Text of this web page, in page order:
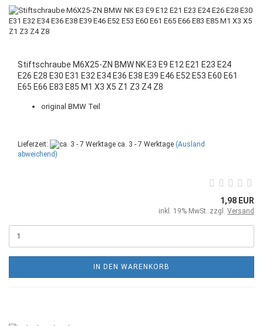
Stiftschraube M6X25-ZN BMW NK E3 E9 E12 E21 E23 E24
E26 E28 E30 E31 E32 E34 E36 E38 E39 E46 E52 E53 E60 E61
E65 E66 E83 E85 M1 X3 X5 Z1 Z3 Z4 Z8
original BMW Teil
Lieferzeit: ca. 3 - 7 Werktage (Ausland
abweichend)
1,98 EUR
inkl. 19% MwSt. zzgl. Versand
IN DEN WARENKORB